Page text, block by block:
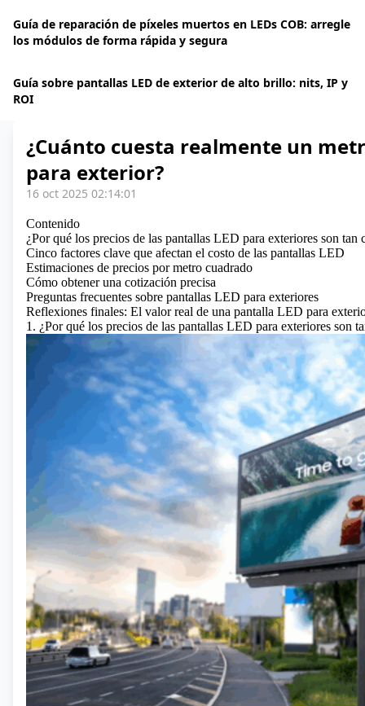
Guía de reparación de píxeles muertos en LEDs COB: arregle
los módulos de forma rápida y segura
Guía sobre pantallas LED de exterior de alto brillo: nits, IP y
ROI
¿Cuánto cuesta realmente un
para exterior?
16 oct 2025 02:14:01
Contenido
¿Por qué los precios de las pantallas LED para exteriores son tan
Cinco factores clave que afectan el costo de las pantallas LED
Estimaciones de precios por metro cuadrado
Cómo obtener una cotización precisa
Preguntas frecuentes sobre pantallas LED para exteriores
Reflexiones finales: El valor real de una pantalla LED para
1. ¿Por qué los precios de las pantallas LED para exteriores son